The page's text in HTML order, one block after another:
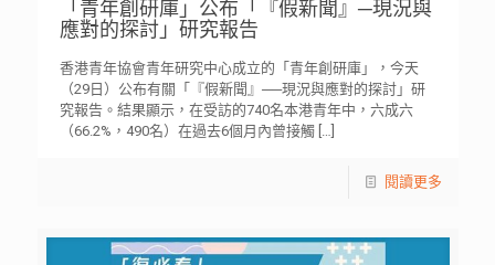
「青年創研庫」公布「『假新聞』─現況與
應對的探討」研究報告
香港青年協會青年研究中心成立的「青年創研庫」，今天
（29日）公布有關「『假新聞』──現況與應對的探討」研
究報告。結果顯示，在受訪的740名本港青年中，六成六
（66.2%，490名）在過去6個月內曾接觸[…]
閱讀更多